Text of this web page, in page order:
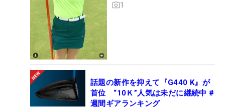
1
話題の新作を抑えて『G440 K』が
首位 “10Ｋ”人気は未だに継続中 #
週間ギアランキング